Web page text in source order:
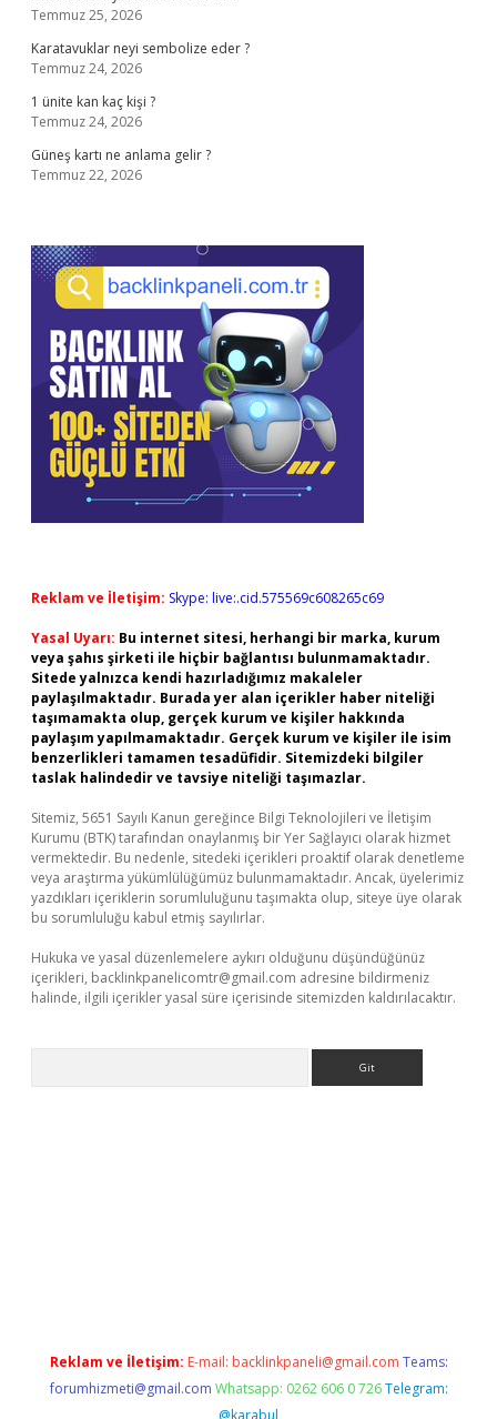
Temmuz 25, 2026
Karatavuklar neyi sembolize eder ?
Temmuz 24, 2026
1 ünite kan kaç kişi ?
Temmuz 24, 2026
Güneş kartı ne anlama gelir ?
Temmuz 22, 2026
Reklam ve İletişim: Skype: live:.cid.575569c608265c69
Yasal Uyarı: Bu internet sitesi, herhangi bir marka, kurum
veya şahıs şirketi ile hiçbir bağlantısı bulunmamaktadır.
Sitede yalnızca kendi hazırladığımız makaleler
paylaşılmaktadır. Burada yer alan içerikler haber niteliği
taşımamakta olup, gerçek kurum ve kişiler hakkında
paylaşım yapılmamaktadır. Gerçek kurum ve kişiler ile isim
benzerlikleri tamamen tesadüfidir. Sitemizdeki bilgiler
taslak halindedir ve tavsiye niteliği taşımazlar.
Sitemiz, 5651 Sayılı Kanun gereğince Bilgi Teknolojileri ve İletişim
Kurumu (BTK) tarafından onaylanmış bir Yer Sağlayıcı olarak hizmet
vermektedir. Bu nedenle, sitedeki içerikleri proaktif olarak denetleme
veya araştırma yükümlülüğümüz bulunmamaktadır. Ancak, üyelerimiz
yazdıkları içeriklerin sorumluluğunu taşımakta olup, siteye üye olarak
bu sorumluluğu kabul etmiş sayılırlar.
Hukuka ve yasal düzenlemelere aykırı olduğunu düşündüğünüz
içerikleri, backlinkpanelicomtr@gmail.com adresine bildirmeniz
halinde, ilgili içerikler yasal süre içerisinde sitemizden kaldırılacaktır.
Reklam ve İletişim: E-mail: backlinkpaneli@gmail.com Teams:
forumhizmeti@gmail.com Whatsapp: 0262 606 0 726 Telegram:
@karabul